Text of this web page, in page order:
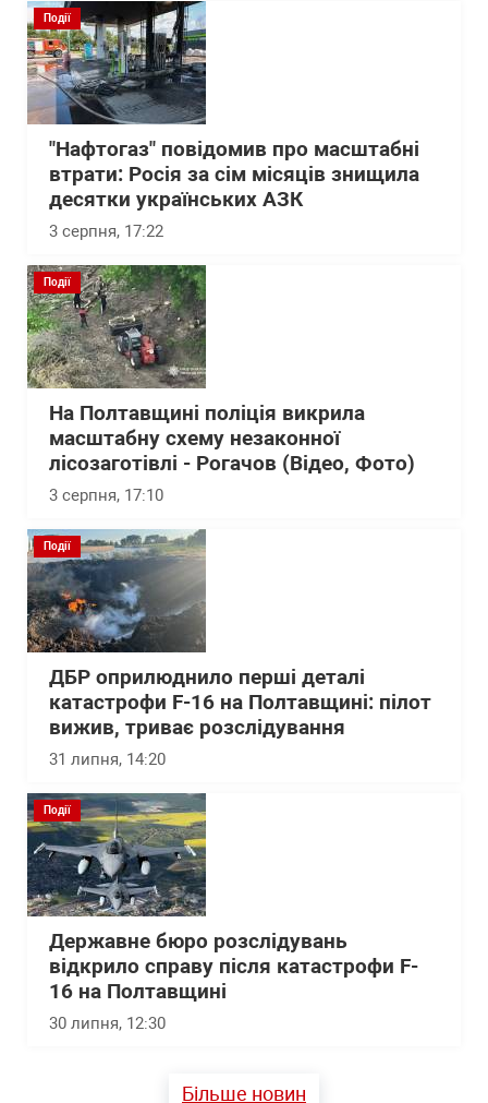
Події
"Нафтогаз" повідомив про масштабні
втрати: Росія за сім місяців знищила
десятки українських АЗК
3 серпня, 17:22
Події
На Полтавщині поліція викрила
масштабну схему незаконної
лісозаготівлі - Рогачов (Відео, Фото)
3 серпня, 17:10
Події
ДБР оприлюднило перші деталі
катастрофи F-16 на Полтавщині: пілот
вижив, триває розслідування
31 липня, 14:20
Події
Державне бюро розслідувань
відкрило справу після катастрофи F-
16 на Полтавщині
30 липня, 12:30
Більше новин